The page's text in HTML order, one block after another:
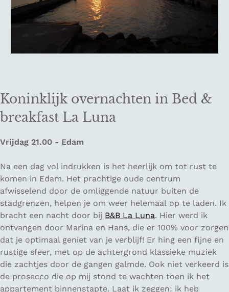
Koninklijk overnachten in Bed &
breakfast La Luna
Vrijdag 21.00 - Edam
Na een dag vol indrukken is het heerlijk om tot rust te
komen in Edam. Het prachtige oude centrum
afwisselend door de omliggende natuur buiten de
stadgrenzen, helpen je om weer helemaal op te laden. Ik
bracht een nacht door bij B&B La Luna. Hier werd ik
ontvangen door Marina en Hans, die er 100% voor zorgen
dat je optimaal geniet van je verblijf! Er hing een fijne en
rustige sfeer, met op de achtergrond klassieke muziek
die zachtjes door de gangen galmde. Ook niet verkeerd is
de prosecco die op mij stond te wachten toen ik het
appartement binnenstapte. Laat ik zeggen: ik heb